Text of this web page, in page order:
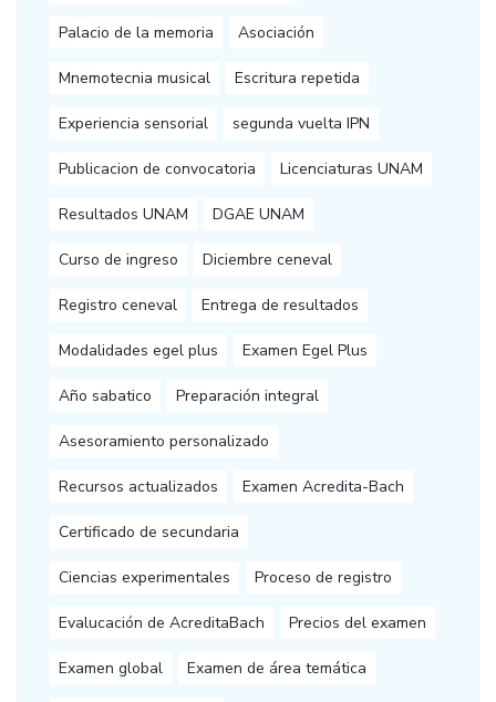
Palacio de la memoria Asociación
Mnemotecnia musical Escritura repetida
Experiencia sensorial segunda vuelta IPN
Publicacion de convocatoria Licenciaturas UNAM
Resultados UNAM DGAE UNAM
Curso de ingreso Diciembre ceneval
Registro ceneval Entrega de resultados
Modalidades egel plus Examen Egel Plus
Año sabatico Preparación integral
Asesoramiento personalizado
Recursos actualizados Examen Acredita-Bach
Certificado de secundaria
Ciencias experimentales Proceso de registro
Evalucación de AcreditaBach Precios del examen
Examen global Examen de área temática